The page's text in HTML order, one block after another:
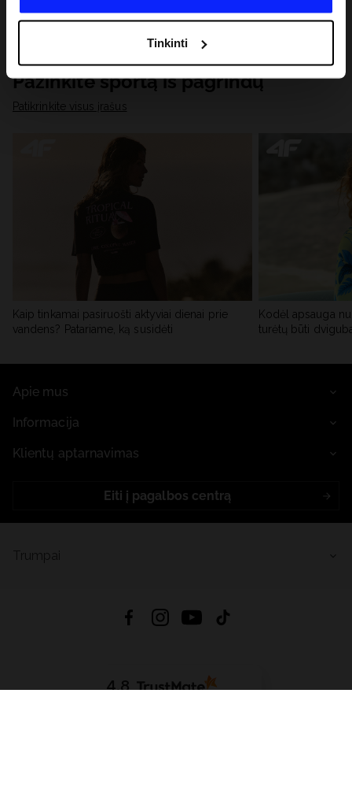
Jūsų asmeninę informaciją savo partneriams, siekdami
analitinius tyrimus, pritaikyti turinį ir tobulinti mūsų
partnerių siūlomus sprendimus (pvz., socialinius tinklus).
Išsamią informaciją rasite mūsų Privatumo politikoje ir
skiltyje „Išsami informacija“.
Tinkinti
Pažinkite sportą iš pagrindų
Patikrinkite visus įrašus
Kaip tinkamai pasiruošti aktyviai dienai prie
vandens? Patariame, ką susidėti
Kodėl apsauga
turėtų būti
Apie mus
Informacija
Klientų aptarnavimas
Eiti į pagalbos centrą
4.8